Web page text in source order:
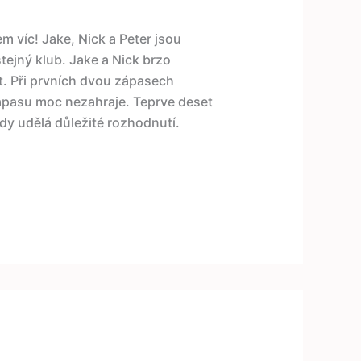
víc! Jake, Nick a Peter jsou
klub. Jake a Nick brzo
Při prvních dvou zápasech
moc nezahraje. Teprve deset
udělá důležité rozhodnutí.